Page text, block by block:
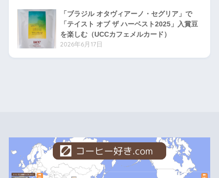
「ブラジル オタヴィアーノ・セグリア」で
「テイスト オブ ザ ハーベスト2025」入賞豆
を楽しむ（UCCカフェメルカード）
2026年6月17日